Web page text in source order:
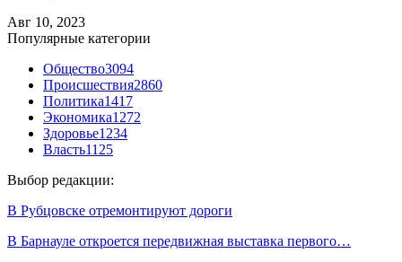
Авг 10, 2023
Популярные категории
Общество3094
Происшествия2860
Политика1417
Экономика1272
Здоровье1234
Власть1125
Выбор редакции:
В Рубцовске отремонтируют дороги
В Барнауле откроется передвижная выставка первого…